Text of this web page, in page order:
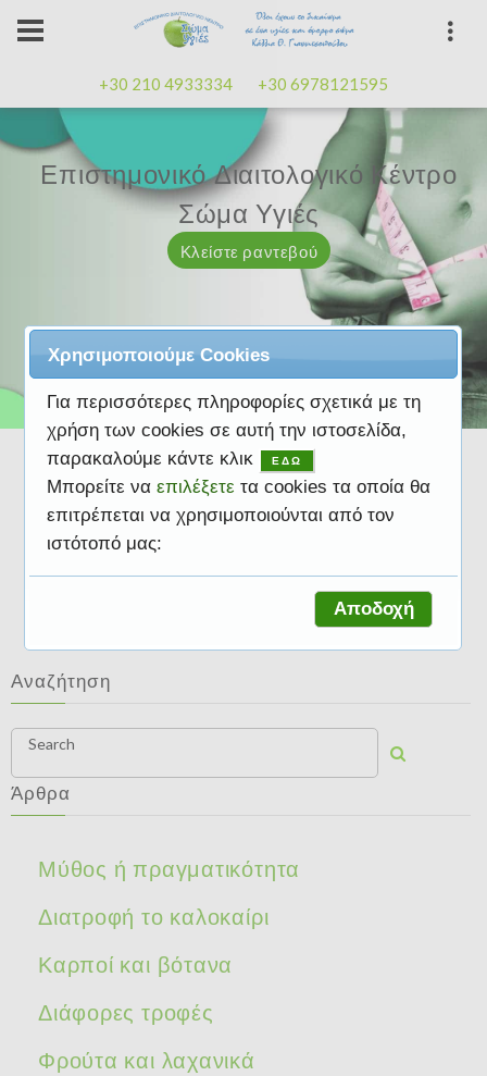
+30 210 4933334 +30 6978121595
Επαγγελματισμός, εμπειρίακαλή
διάθεση
Κλείστε ραντεβού
Επιστημονικό Διαιτολογικό Κέντρο
Σώμα Υγιές
Κλείστε ραντεβού
Μαζί μας μπορείτε
Κλείστε ραντεβού
Επαγγελματισμός, εμπειρίακαλή
διάθεση
Κλείστε ραντεβού
Επιστημονικό Διαιτολογικό Κέντρο
Σώμα Υγιές
Κλείστε ραντεβού
Διατροφή και υγεία
Αναζήτηση
Search
Άρθρα
Μύθος ή πραγματικότητα
Διατροφή το καλοκαίρι
Καρποί και βότανα
Διάφορες τροφές
Φρούτα και λαχανικά
Χρησιμοποιούμε Cookies
Για περισσότερες πληροφορίες σχετικά με τη
χρήση των cookies σε αυτή την ιστοσελίδα,
παρακαλούμε κάντε κλικ
ΕΔΩ
Μπορείτε να επιλέξετε τα cookies τα οποία θα
επιτρέπεται να χρησιμοποιούνται από τον
ιστότοπό μας:
Αποδοχή